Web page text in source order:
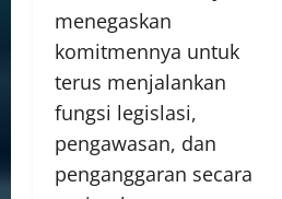
menegaskan
komitmennya untuk
terus menjalankan
fungsi legislasi,
pengawasan, dan
penganggaran secara